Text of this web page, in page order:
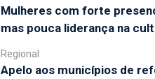
Mulheres com forte
mas pouca liderança na
Regional
Apelo aos municípios de